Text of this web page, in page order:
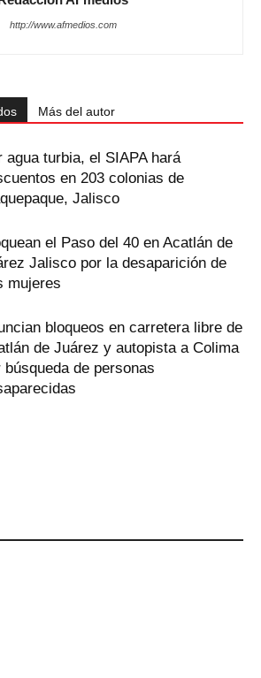
http://www.afmedios.com
Más del autor
agua turbia, el SIAPA hará
en 203 colonias de
Jalisco
el Paso del 40 en Acatlán de
Jalisco por la desaparición de
mujeres
bloqueos en carretera libre de
de Juárez y autopista a Colima
búsqueda de personas